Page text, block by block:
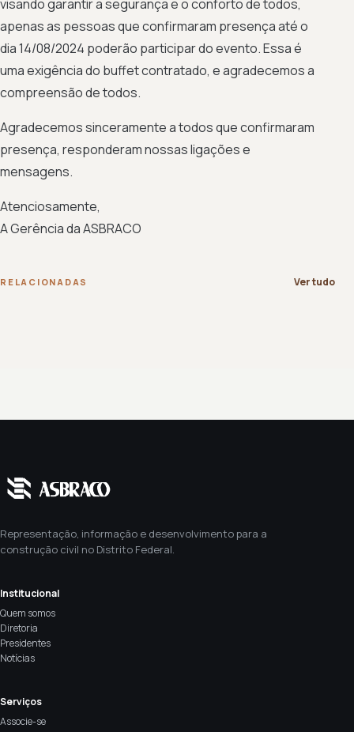
visando garantir a segurança e o conforto de todos,
apenas as pessoas que confirmaram presença até o
dia 14/08/2024 poderão participar do evento. Essa é
uma exigência do buffet contratado, e agradecemos a
compreensão de todos.
Agradecemos sinceramente a todos que confirmaram
presença, responderam nossas ligações e
mensagens.
Atenciosamente,
A Gerência da ASBRACO
RELACIONADAS Ver tudo
Representação, informação e desenvolvimento para a
construção civil no Distrito Federal.
Institucional
Quem somos
Diretoria
Presidentes
Notícias
Serviços
Associe-se